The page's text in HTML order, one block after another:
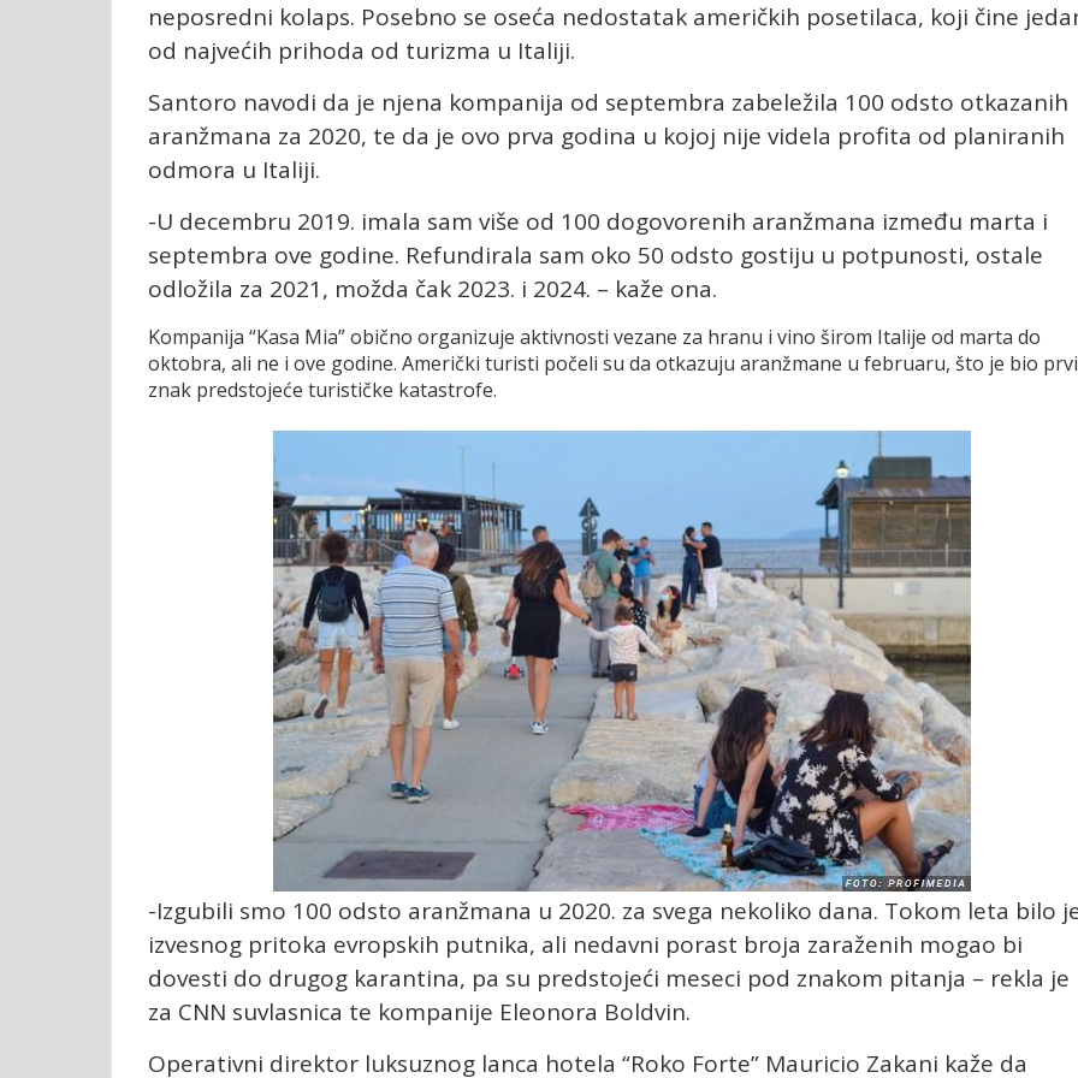
neposredni kolaps. Posebno se oseća nedostatak američkih posetilaca, koji čine
od najvećih prihoda od turizma u Italiji.
Santoro navodi da je njena kompanija od septembra zabeležila 100 odsto otkazanih
aranžmana za 2020, te da je ovo prva godina u kojoj nije videla profita od planiranih
odmora u Italiji.
-U decembru 2019. imala sam više od 100 dogovorenih aranžmana između marta i
septembra ove godine. Refundirala sam oko 50 odsto gostiju u potpunosti, ostale
odložila za 2021, možda čak 2023. i 2024. – kaže ona.
Kompanija “Kasa Mia” obično organizuje aktivnosti vezane za hranu i vino širom Italije od marta do
oktobra, ali ne i ove godine. Američki turisti počeli su da otkazuju aranžmane u februaru, što je bio prvi
znak predstojeće turističke katastrofe.
-Izgubili smo 100 odsto aranžmana u 2020. za svega nekoliko dana. Tokom leta bilo
izvesnog pritoka evropskih putnika, ali nedavni porast broja zaraženih mogao bi
dovesti do drugog karantina, pa su predstojeći meseci pod znakom pitanja – rekla je
za CNN suvlasnica te kompanije Eleonora Boldvin.
Operativni direktor luksuznog lanca hotela “Roko Forte” Mauricio Zakani kaže da